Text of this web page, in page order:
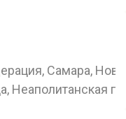
Самара,
Неаполитанская